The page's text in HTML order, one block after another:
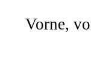
Vorne,